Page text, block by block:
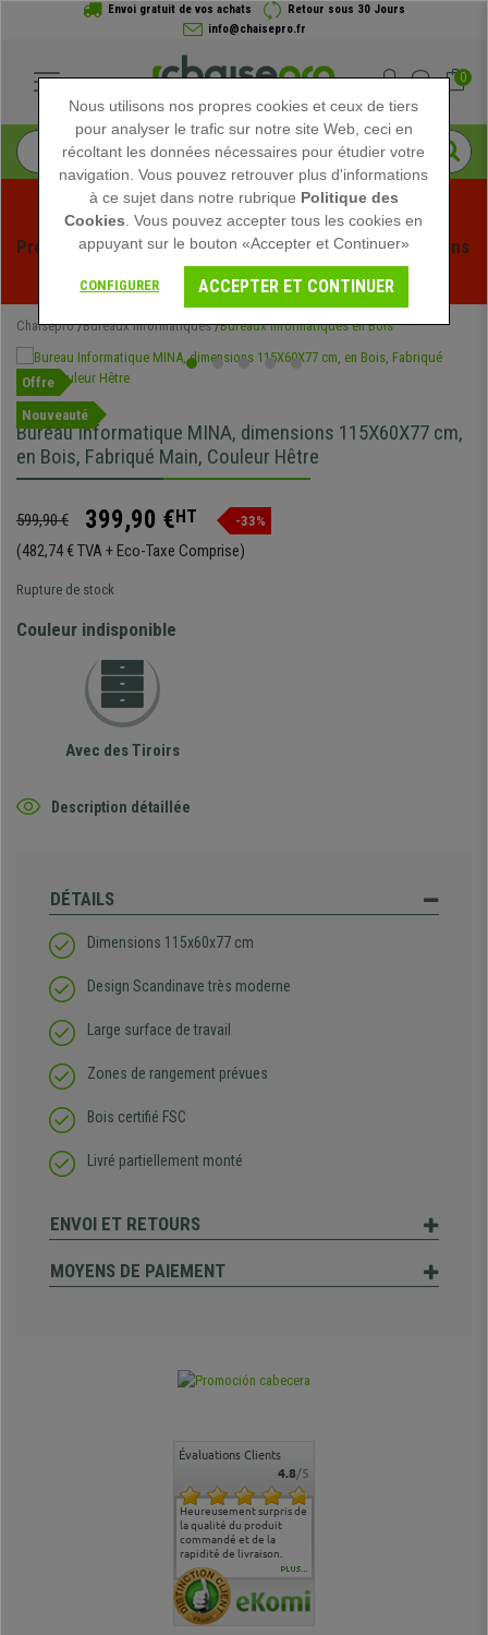
Envoi gratuit de vos achats
Retour sous 30 Jours
info@chaisepro.fr
0
Profitez des soldes d'été chez Chaisepro ! Des réductions
exclusives pour une durée limitée - Voir l'offre
Chaisepro Bureaux Informatiques Bureaux Informatiques en Bois
Offre
Nouveauté
Bureau Informatique MINA, dimensions 115X60X77 cm,
en Bois, Fabriqué Main, Couleur Hêtre
599,90 € 399,90 €HT -33%
(482,74 € TVA + Eco-Taxe Comprise)
Rupture de stock
Couleur indisponible
Avec des Tiroirs
Description détaillée
DÉTAILS
Dimensions 115x60x77 cm
Design Scandinave très moderne
Large surface de travail
Zones de rangement prévues
Bois certifié FSC
Livré partiellement monté
ENVOI ET RETOURS
MOYENS DE PAIEMENT
Évaluations Clients
4.8/5
Heureusement surpris de
la qualité du produit
commandé et de la
rapidité de livraison.
de l'aménagement et ne
regrette pas mon achat.
PLUS...
Nous utilisons nos propres cookies et ceux de tiers
pour analyser le trafic sur notre site Web, ceci en
récoltant les données nécessaires pour étudier votre
navigation. Vous pouvez retrouver plus d'informations
à ce sujet dans notre rubrique Politique des
Cookies . Vous pouvez accepter tous les cookies en
appuyant sur le bouton «Accepter et Continuer»
CONFIGURER ACCEPTER ET CONTINUER